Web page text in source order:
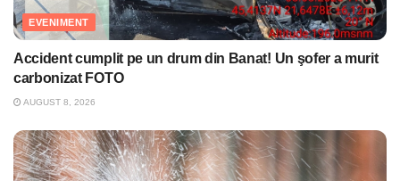
EVENIMENT
Accident cumplit pe un drum din Banat! Un şofer a murit
carbonizat FOTO
AUGUST 8, 2026